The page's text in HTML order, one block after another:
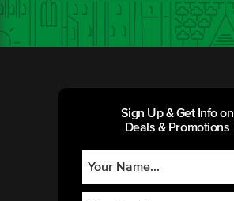
Sign Up & Get Info on
Deals & Promotions